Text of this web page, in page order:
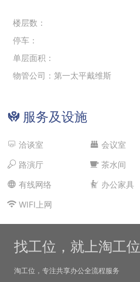
楼层数：
停车：
单层面积：
物管公司：第一太平戴维斯
服务及设施
洽谈室 会议室
路演厅
茶水间
有线网络
办公家具
WIFI上网
找工位，就上淘工位
淘工位，专注共享办公全流程服务